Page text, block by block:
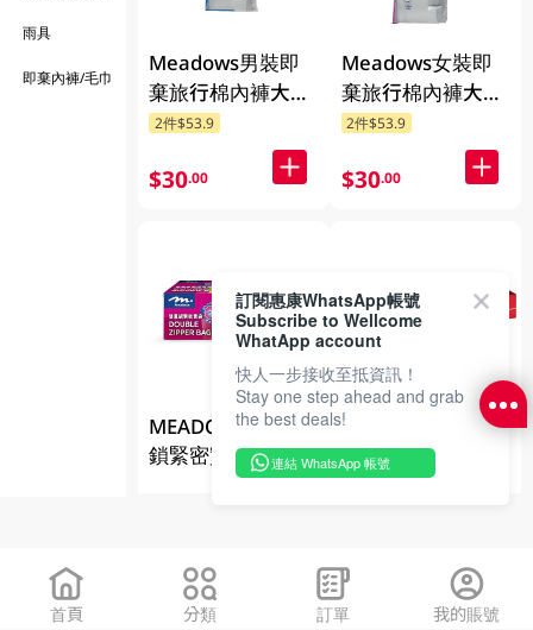
雨具
即棄內褲/毛巾
Meadows男裝即
棄旅行棉內褲大碼
7PCS (新舊包裝隨
2件$53.9
$30.00
MEADOWS 雙重
鎖緊密實袋(細袋)
100PC (新舊包裝
Meadows女裝即
棄旅行棉內褲大碼
7PCS (新舊包裝隨
2件$53.9
$30.00
鑽石牌 錫紙 25FT
$20.00
首頁 分類 訂單 我的賬號
訂閱惠康WhatsApp帳號
Subscribe to Wellcome
WhatApp account
快人一步接收至抵資訊！
Stay one step ahead and grab
the best deals!
連結 WhatsApp 帳號